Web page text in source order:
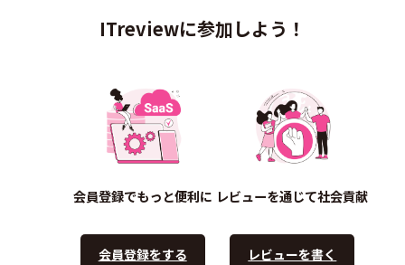
ITreviewに参加しよう！
会員登録でもっと便利に
会員登録をする
レビューを通じて社会貢献
レビューを書く